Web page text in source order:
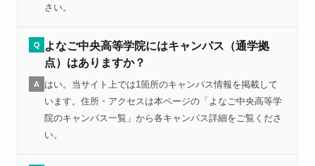
さい。
Q
よなご中央高等学院にはキャンパス（通学拠
点）はありますか？
A
はい。当サイト上では1箇所のキャンパス情報を掲載して
います。住所・アクセスは本ページの「よなご中央高等学
院のキャンパス一覧」から各キャンパス詳細をご覧くださ
い。